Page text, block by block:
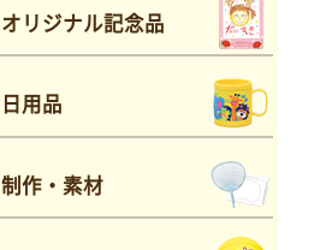
オリジナル記念品
日用品
制作・素材